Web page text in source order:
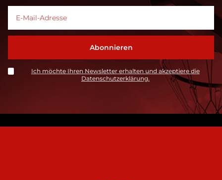
Ich möchte Ihren Newsletter erhalten und akzeptiere die
Datenschutzerklärung.